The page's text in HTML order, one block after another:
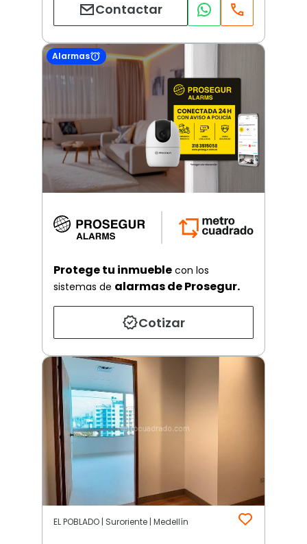
Contactar
Alarmas
Protege tu inmueble con los
sistemas de alarmas de Prosegur.
Cotizar
EL POBLADO | Suroriente | Medellín